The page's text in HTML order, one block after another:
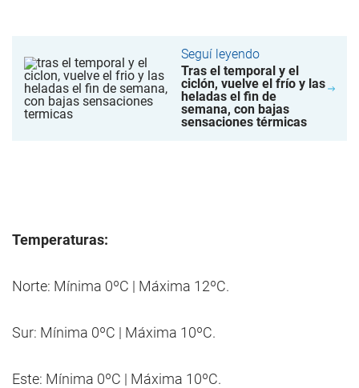
Seguí leyendo
Tras el temporal y el
ciclón, vuelve el frío y las
heladas el fin de
semana, con bajas
sensaciones térmicas
Temperaturas:
Norte: Mínima 0ºC | Máxima 12ºC.
Sur: Mínima 0ºC | Máxima 10ºC.
Este: Mínima 0ºC | Máxima 10ºC.